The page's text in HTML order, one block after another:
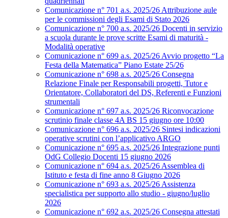
Comunicazione n° 701 a.s. 2025/26 Attribuzione aule
per le commissioni degli Esami di Stato 2026
Comunicazione n° 700 a.s. 2025/26 Docenti in servizio
a scuola durante le prove scritte Esami di maturità -
Modalità operative
Comunicazione n° 699 a.s. 2025/26 Avvio progetto “La
Festa della Matematica” Piano Estate 25/26
Comunicazione n° 698 a.s. 2025/26 Consegna
Relazione Finale per Responsabili progetti, Tutor e
Orientatore, Collaboratori del DS, Referenti e Funzioni
strumentali
Comunicazione n° 697 a.s. 2025/26 Riconvocazione
scrutinio finale classe 4A BS 15 giugno ore 10:00
Comunicazione n° 696 a.s. 2025/26 Sintesi indicazioni
operative scrutini con l’applicativo ARGO
Comunicazione n° 695 a.s. 2025/26 Integrazione punti
OdG Collegio Docenti 15 giugno 2026
Comunicazione n° 694 a.s. 2025/26 Assemblea di
Istituto e festa di fine anno 8 Giugno 2026
Comunicazione n° 693 a.s. 2025/26 Assistenza
specialistica per supporto allo studio - giugno/luglio
2026
Comunicazione n° 692 a.s. 2025/26 Consegna attestati